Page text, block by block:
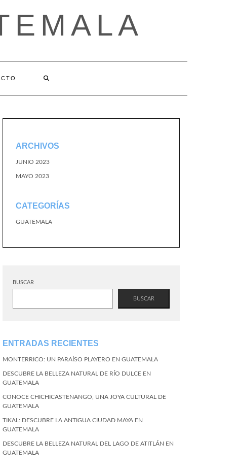
ARCHIVOS
JUNIO 2023
MAYO 2023
CATEGORÍAS
GUATEMALA
BUSCAR
BUSCAR
ENTRADAS RECIENTES
MONTERRICO: UN PARAÍSO PLAYERO EN GUATEMALA
DESCUBRE LA BELLEZA NATURAL DE RÍO DULCE EN
GUATEMALA
CONOCE CHICHICASTENANGO, UNA JOYA CULTURAL DE
GUATEMALA
TIKAL: DESCUBRE LA ANTIGUA CIUDAD MAYA EN
GUATEMALA
DESCUBRE LA BELLEZA NATURAL DEL LAGO DE ATITLÁN EN
GUATEMALA